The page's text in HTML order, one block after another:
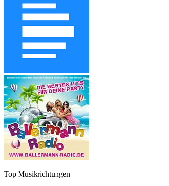
Top Musikrichtungen